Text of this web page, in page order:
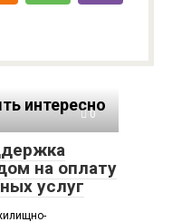
интересно
0
на оплату
услуг